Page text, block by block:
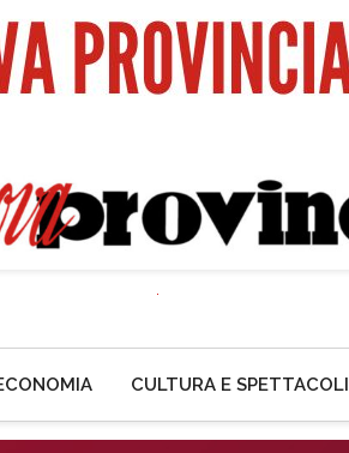
CULTURA E SPETTACOLI